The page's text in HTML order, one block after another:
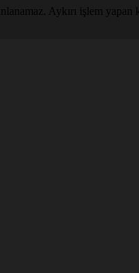
Aykırı işlem